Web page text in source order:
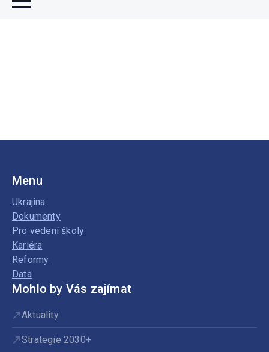
Menu
Ukrajina
Dokumenty
Pro vedení školy
Kariéra
Reformy
Data
Mohlo by Vás zajímat
Aktuality
Strategie 2030+